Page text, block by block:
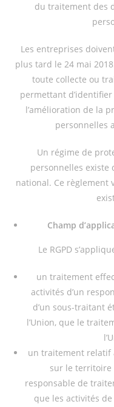
du traitement des
Les entreprises
plus tard le 24 mai
toute collecte ou
permettant
l’amélioration de la
personnelles
Un régime de
personnelles existe
national. Ce règlement
Champ
Le RGPD
un traitement
activités d’un
d’un sous-traitant
l’Union, que le
un traitement relatif
sur le territoire
responsable de
que les activités